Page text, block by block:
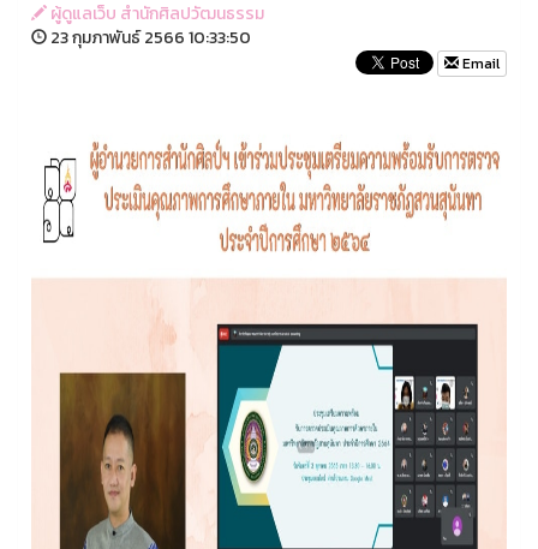
ผู้ดูแลเว็บ สำนักศิลปวัฒนธรรม
23 กุมภาพันธ์ 2566 10:33:50
Email